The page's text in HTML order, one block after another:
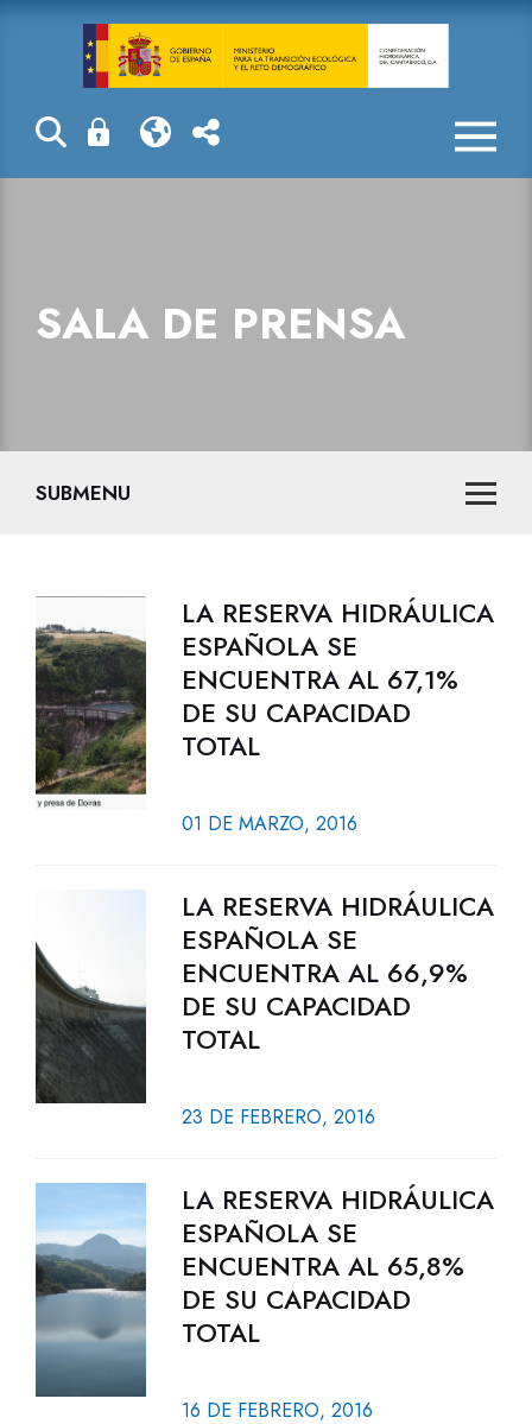
Sala de prensa
SALA DE PRENSA
SUBMENU
LA RESERVA HIDRÁULICA
ESPAÑOLA SE
ENCUENTRA AL 67,1%
DE SU CAPACIDAD
TOTAL
01 DE MARZO, 2016
LA RESERVA HIDRÁULICA
ESPAÑOLA SE
ENCUENTRA AL 66,9%
DE SU CAPACIDAD
TOTAL
23 DE FEBRERO, 2016
LA RESERVA HIDRÁULICA
ESPAÑOLA SE
ENCUENTRA AL 65,8%
DE SU CAPACIDAD
TOTAL
16 DE FEBRERO, 2016